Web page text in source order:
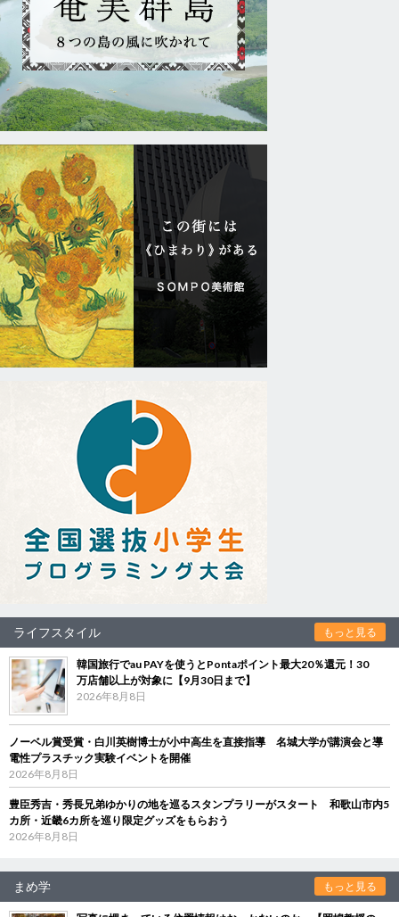
ライフスタイル もっと見る
韓国旅行でau PAYを使うとPontaポイント最大20％還元！30
万店舗以上が対象に【9月30日まで】
2026年8月8日
ノーベル賞受賞・白川英樹博士が小中高生を直接指導 名城大学が講演会と導
電性プラスチック実験イベントを開催
2026年8月8日
豊臣秀吉・秀長兄弟ゆかりの地を巡るスタンプラリーがスタート 和歌山市内5
カ所・近畿6カ所を巡り限定グッズをもらおう
2026年8月8日
まめ学 もっと見る